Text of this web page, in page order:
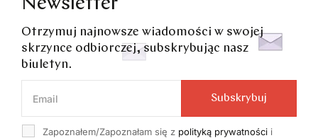
Newsletter
Otrzymuj najnowsze wiadomości w swojej
skrzynce odbiorczej, subskrybując nasz
biuletyn.
Zapoznałem/Zapoznałam się z polityką prywatności i
Subskrybuj